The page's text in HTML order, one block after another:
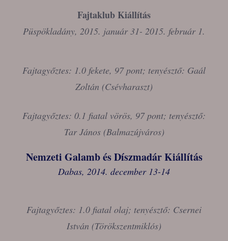
Fajtaklub Kiállítás
Püspökladány, 2015. január 31- 2015. február 1.
Fajtagyőztes: 1.0 fekete, 97 pont; tenyésztő: Gaál
Zoltán (Csévharaszt)
Fajtagyőztes: 0.1 fiatal vörös, 97 pont; tenyésztő:
Tar János (Balmazújváros)
Nemzeti Galamb és Díszmadár Kiállítás
Dabas, 2014. december 13-14
Fajtagyőztes: 1.0 fiatal olaj; tenyésztő: Csernei
István (Törökszentmiklós)